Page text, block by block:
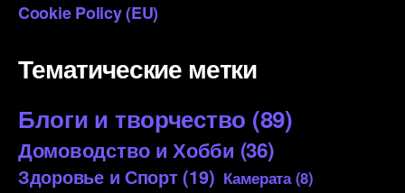
Cookie Policy (EU)
Тематические метки
Блоги и творчество (89)
Домоводство и Хобби (36)
Здоровье и Спорт(19) Камерата(8)